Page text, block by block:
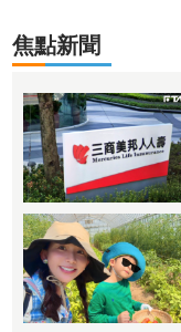
焦點新聞